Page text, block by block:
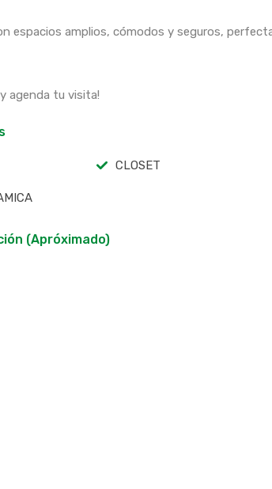
espacios amplios, cómodos y seguros,
agenda tu visita!
CLOSET
(Apróximado)